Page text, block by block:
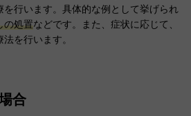
行います。具体的な例として挙げられ
の処置などです。また、症状に応じて、
を行います。
合